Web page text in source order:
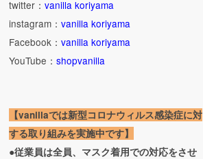
twitter：vanilla koriyama
instagram：vanilla koriyama
Facebook：vanilla koriyama
YouTube：shopvanilla
【vanillaでは新型コロナウィルス感染症に対
する取り組みを実施中です】
●従業員は全員、マスク着用での対応をさせ